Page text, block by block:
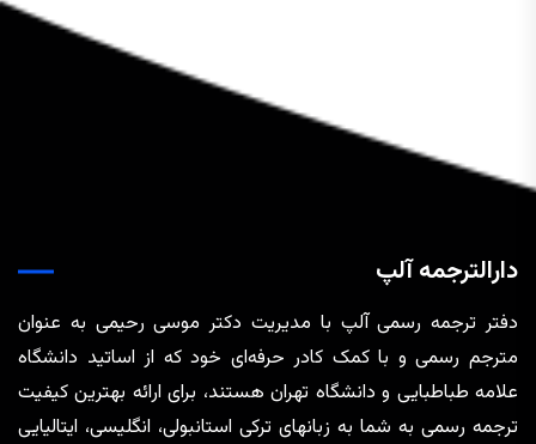
دارالترجمه آلپ
دفتر ترجمه رسمی آلپ با مدیریت دکتر موسی رحیمی به عنوان
مترجم رسمی و با کمک کادر حرفه‌ای خود که از اساتید دانشگاه
علامه طباطبایی و دانشگاه تهران هستند، برای ارائه بهترین کیفیت
ترجمه رسمی به شما به زبانهای ترکی استانبولی، انگلیسی، ایتالیایی